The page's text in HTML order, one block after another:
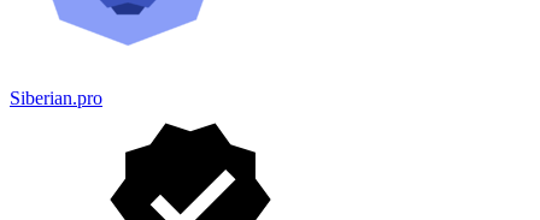
Siberian.pro